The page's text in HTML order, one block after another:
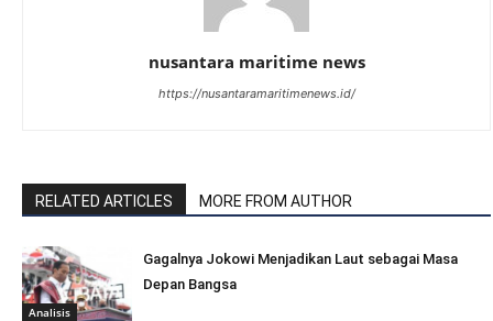
nusantara maritime news
https://nusantaramaritimenews.id/
RELATED ARTICLES MORE FROM AUTHOR
Analisis
Gagalnya Jokowi Menjadikan Laut sebagai Masa
Depan Bangsa